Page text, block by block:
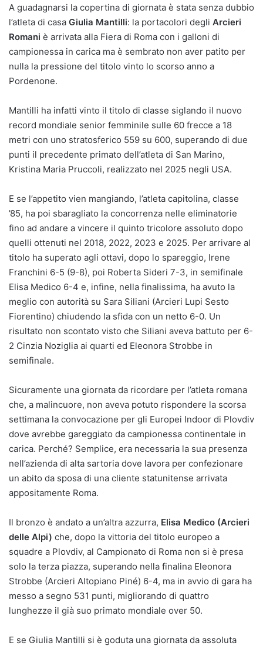
A guadagnarsi la copertina di giornata è stata senza dubbio
l’atleta di casa Giulia Mantilli: la portacolori degli Arcieri
Romani è arrivata alla Fiera di Roma con i galloni di
campionessa in carica ma è sembrato non aver patito per
nulla la pressione del titolo vinto lo scorso anno a
Pordenone.
Mantilli ha infatti vinto il titolo di classe siglando il nuovo
record mondiale senior femminile sulle 60 frecce a 18
metri con uno stratosferico 559 su 600, superando di due
punti il precedente primato dell’atleta di San Marino,
Kristina Maria Pruccoli, realizzato nel 2025 negli USA.
E se l’appetito vien mangiando, l’atleta capitolina, classe
’85, ha poi sbaragliato la concorrenza nelle eliminatorie
fino ad andare a vincere il quinto tricolore assoluto dopo
quelli ottenuti nel 2018, 2022, 2023 e 2025. Per arrivare al
titolo ha superato agli ottavi, dopo lo spareggio, Irene
Franchini 6-5 (9-8), poi Roberta Sideri 7-3, in semifinale
Elisa Medico 6-4 e, infine, nella finalissima, ha avuto la
meglio con autorità su Sara Siliani (Arcieri Lupi Sesto
Fiorentino) chiudendo la sfida con un netto 6-0. Un
risultato non scontato visto che Siliani aveva battuto per 6-
2 Cinzia Noziglia ai quarti ed Eleonora Strobbe in
semifinale.
Sicuramente una giornata da ricordare per l’atleta romana
che, a malincuore, non aveva potuto rispondere la scorsa
settimana la convocazione per gli Europei Indoor di Plovdiv
dove avrebbe gareggiato da campionessa continentale in
carica. Perché? Semplice, era necessaria la sua presenza
nell’azienda di alta sartoria dove lavora per confezionare
un abito da sposa di una cliente statunitense arrivata
appositamente Roma.
Il bronzo è andato a un’altra azzurra, Elisa Medico (Arcieri
delle Alpi) che, dopo la vittoria del titolo europeo a
squadre a Plovdiv, al Campionato di Roma non si è presa
solo la terza piazza, superando nella finalina Eleonora
Strobbe (Arcieri Altopiano Piné) 6-4, ma in avvio di gara ha
messo a segno 531 punti, migliorando di quattro
lunghezze il già suo primato mondiale over 50.
E se Giulia Mantilli si è goduta una giornata da assoluta